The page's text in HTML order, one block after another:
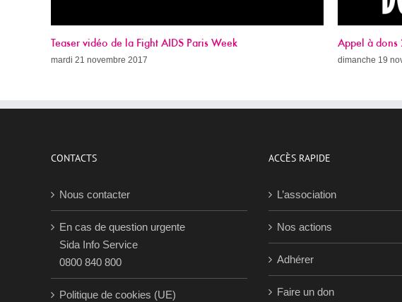
Appel à dons 2017
dimanche 19 novembre 2017
CONTACTS
Nous contacter
En cas de question urgente
Sida Info Service
0800 840 800
Politique de cookies (UE)
ACCÈS RAPIDE
L’association
Nos actions
Adhérer
Faire un don